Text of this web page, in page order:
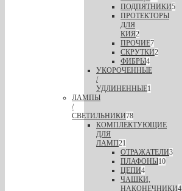
ПОДПЯТНИКИ5
ПРОТЕКТОРЫ
ДЛЯ
КИЯ2
ПРОЧИЕ7
СКРУТКИ2
ФИБРЫ4
УКОРОЧЕННЫЕ
/
УДЛИНЕННЫЕ1
ЛАМПЫ
/
СВЕТИЛЬНИКИ78
КОМПЛЕКТУЮЩИЕ
ДЛЯ
ЛАМП21
ОТРАЖАТЕЛИ3
ПЛАФОНЫ10
ЦЕПИ4
ЧАШКИ,
НАКОНЕЧНИКИ4